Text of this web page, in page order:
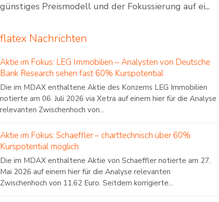
günstiges Preismodell und der Fokussierung auf ei...
flatex Nachrichten
Aktie im Fokus: LEG Immobilien – Analysten von Deutsche
Bank Research sehen fast 60% Kurspotential
Die im MDAX enthaltene Aktie des Konzerns LEG Immobilien
notierte am 06. Juli 2026 via Xetra auf einem hier für die Analyse
relevanten Zwischenhoch von...
Aktie im Fokus: Schaeffler – charttechnisch über 60%
Kurspotential möglich
Die im MDAX enthaltene Aktie von Schaeffler notierte am 27.
Mai 2026 auf einem hier für die Analyse relevanten
Zwischenhoch von 11,62 Euro. Seitdem korrigierte...